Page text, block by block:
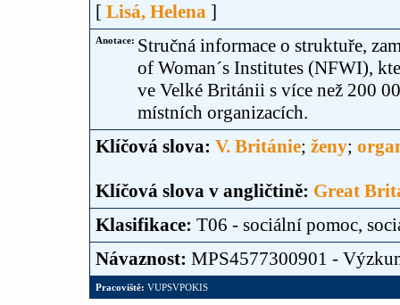
[ Lisá, Helena ]
Anotace: Stručná informace o struktuře,
of Woman´s Institutes (NFWI),
ve Velké Británii s více než 200
místních organizacích.
Klíčová slova: V. Británie; ženy;
Klíčová slova v angličtině: Great
Klasifikace: T06 - sociální pomoc,
Návaznost: MPS4577300901 -
Pracoviště: VUPSVPOKIS